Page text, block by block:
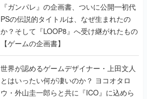
『ガンパレ』の企画書、ついに公開━初代
PSの伝説的タイトルは、なぜ生まれたの
か？そして『LOOP8』へ受け継がれたもの
【ゲームの企画書】
世界が認めるゲームデザイナー・上田文人
とはいったい何が凄いのか？ ヨコオタロ
ウ・外山圭一郎らと共に『ICO』に込めら